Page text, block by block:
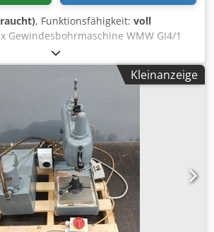
, Funktionsfähigkeit: voll
Gewindesbohrmaschine WMW GI4/1
Die Maschine kann unter Strom
I Alox Akpskr
Kleinanzeige